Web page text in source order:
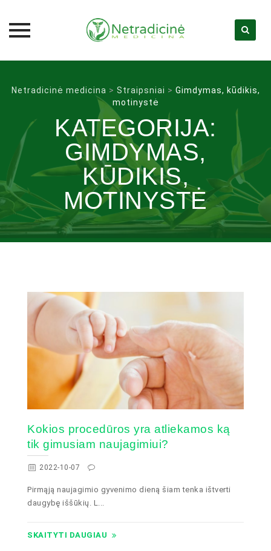
content
Netradicinė medicina > Straipsniai > Gimdymas, kūdikis,
motinystė
KATEGORIJA:
GIMDYMAS,
KŪDIKIS,
MOTINYSTĖ
Kokios procedūros yra atliekamos ką
tik gimusiam naujagimiui?
2022-10-07
Pirmąją naujagimio gyvenimo dieną šiam tenka ištverti
daugybę iššūkių. L...
SKAITYTI DAUGIAU